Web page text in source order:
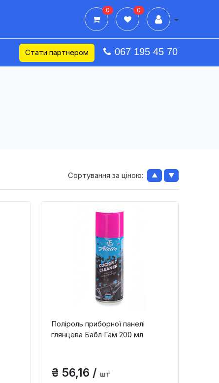
0 0
Стати партнером 067 195 45 70
Сортування за ціною: ▲ ▼
Поліроль приборної панелі
глянцева Бабл Гам 200 мл
₴ 56,16 / шт